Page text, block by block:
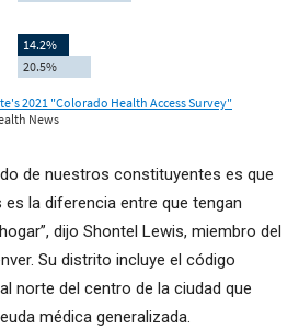
de nuestros constituyentes es que
la diferencia entre que tengan
dijo Shontel Lewis, miembro del
Su distrito incluye el código
norte del centro de la ciudad que
médica generalizada.